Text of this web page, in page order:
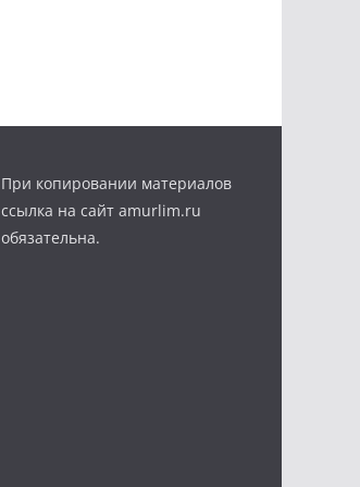
При копировании материалов
ссылка на сайт amurlim.ru
обязательна.